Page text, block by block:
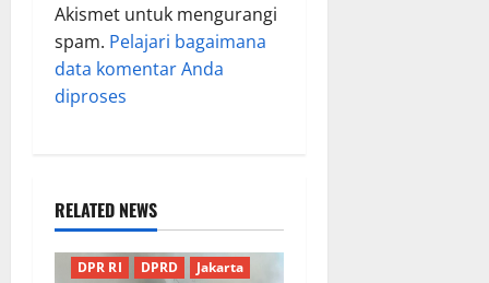
Akismet untuk mengurangi
spam. Pelajari bagaimana
data komentar Anda
diproses
RELATED NEWS
DPR RI
DPRD
Jakarta